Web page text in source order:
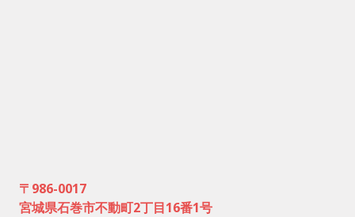
〒986-0017
宮城県石巻市不動町2丁目16番1号